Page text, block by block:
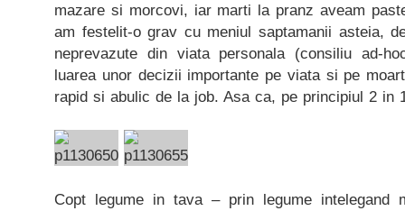
mazare si morcovi, iar marti la pranz aveam
am festelit-o grav cu meniul saptamanii asteia,
neprevazute din viata personala (consiliu ad-
luarea unor decizii importante pe viata si pe
rapid si abulic de la job. Asa ca, pe principiul 2 in
Copt legume in tava – prin legume intelegand